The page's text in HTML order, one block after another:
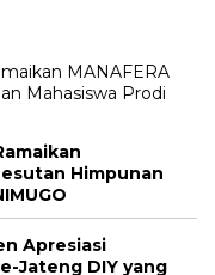
Himpunan
Apresiasi
Jateng DIY yang